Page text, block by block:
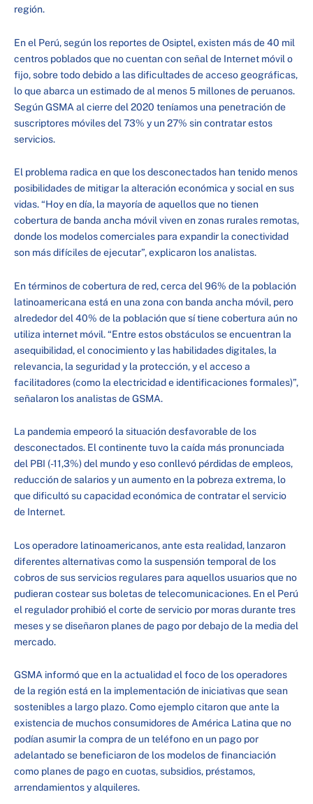
región.
En el Perú, según los reportes de Osiptel, existen más de 40 mil
centros poblados que no cuentan con señal de Internet móvil o
fijo, sobre todo debido a las dificultades de acceso geográficas,
lo que abarca un estimado de al menos 5 millones de peruanos.
Según GSMA al cierre del 2020 teníamos una penetración de
suscriptores móviles del 73% y un 27% sin contratar estos
servicios.
El problema radica en que los desconectados han tenido menos
posibilidades de mitigar la alteración económica y social en sus
vidas. “Hoy en día, la mayoría de aquellos que no tienen
cobertura de banda ancha móvil viven en zonas rurales remotas,
donde los modelos comerciales para expandir la conectividad
son más difíciles de ejecutar”, explicaron los analistas.
En términos de cobertura de red, cerca del 96% de la población
latinoamericana está en una zona con banda ancha móvil, pero
alrededor del 40% de la población que sí tiene cobertura aún no
utiliza internet móvil. “Entre estos obstáculos se encuentran la
asequibilidad, el conocimiento y las habilidades digitales, la
relevancia, la seguridad y la protección, y el acceso a
facilitadores (como la electricidad e identificaciones formales)”,
señalaron los analistas de GSMA.
La pandemia empeoró la situación desfavorable de los
desconectados. El continente tuvo la caída más pronunciada
del PBI (-11,3%) del mundo y eso conllevó pérdidas de empleos,
reducción de salarios y un aumento en la pobreza extrema, lo
que dificultó su capacidad económica de contratar el servicio
de Internet.
Los operadore latinoamericanos, ante esta realidad, lanzaron
diferentes alternativas como la suspensión temporal de los
cobros de sus servicios regulares para aquellos usuarios que no
pudieran costear sus boletas de telecomunicaciones. En el Perú
el regulador prohibió el corte de servicio por moras durante tres
meses y se diseñaron planes de pago por debajo de la media del
mercado.
GSMA informó que en la actualidad el foco de los operadores
de la región está en la implementación de iniciativas que sean
sostenibles a largo plazo. Como ejemplo citaron que ante la
existencia de muchos consumidores de América Latina que no
podían asumir la compra de un teléfono en un pago por
adelantado se beneficiaron de los modelos de financiación
como planes de pago en cuotas, subsidios, préstamos,
arrendamientos y alquileres.